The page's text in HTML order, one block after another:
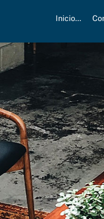
Inicio…